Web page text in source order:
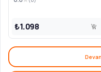
₺1.098